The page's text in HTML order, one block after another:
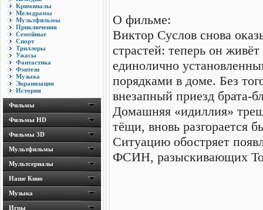
Криминалы
Мелодрамы
Мультфильмы
Приключения
Семейные
Спорт
Триллеры
Ужасы
Фантастика
Фэнтези
Музыка
Экранизация
История
Фильмы
Фильмы HD
Фильмы 3D
Мультфильмы
Мультсериалы
Наше Кино
Музыка
Игры
О фильме:
Виктор Суслов снова
страстей: теперь он
единолично
порядками в доме. Без
внезапный приезд брата-
Домашняя «идиллия»
тёщи, вновь разгорается
Ситуацию обостряет
ФСИН, разыскивающих